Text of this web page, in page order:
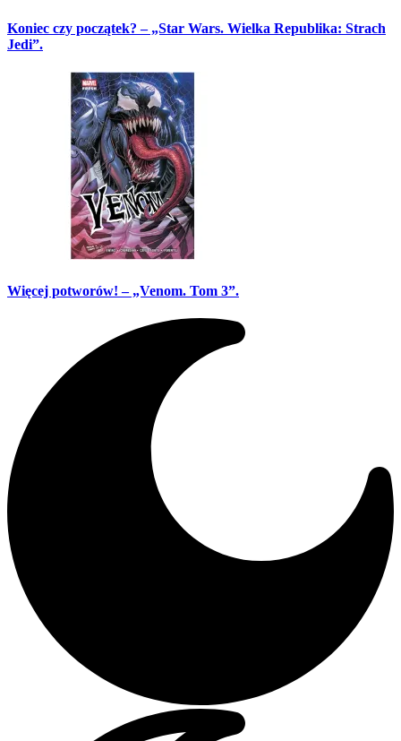
Koniec czy początek? – „Star Wars. Wielka Republika: Strach
Jedi”.
Więcej potworów! – „Venom. Tom 3”.